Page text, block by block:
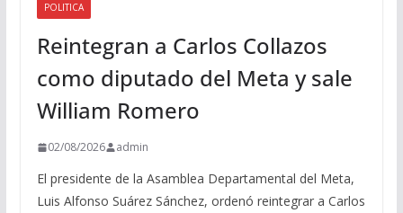
POLITICA
Reintegran a Carlos Collazos
como diputado del Meta y sale
William Romero
02/08/2026 admin
El presidente de la Asamblea Departamental del Meta,
Luis Alfonso Suárez Sánchez, ordenó reintegrar a Carlos